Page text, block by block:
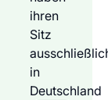
ihren
Sitz
in
Deutschland